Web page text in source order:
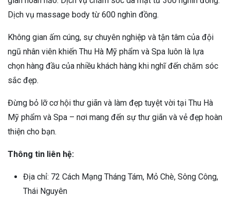
Dịch vụ massage body từ 600 nghìn đồng.
Không gian ấm cúng, sự chuyên nghiệp và tận tâm của đội
ngũ nhân viên khiến Thu Hà Mỹ phẩm và Spa luôn là lựa
chọn hàng đầu của nhiều khách hàng khi nghĩ đến chăm sóc
sắc đẹp.
Đừng bỏ lỡ cơ hội thư giãn và làm đẹp tuyệt vời tại Thu Hà
Mỹ phẩm và Spa – nơi mang đến sự thư giãn và vẻ đẹp hoàn
thiện cho bạn.
Thông tin liên hệ:
Địa chỉ: 72 Cách Mạng Tháng Tám, Mỏ Chè, Sông Công,
Thái Nguyên